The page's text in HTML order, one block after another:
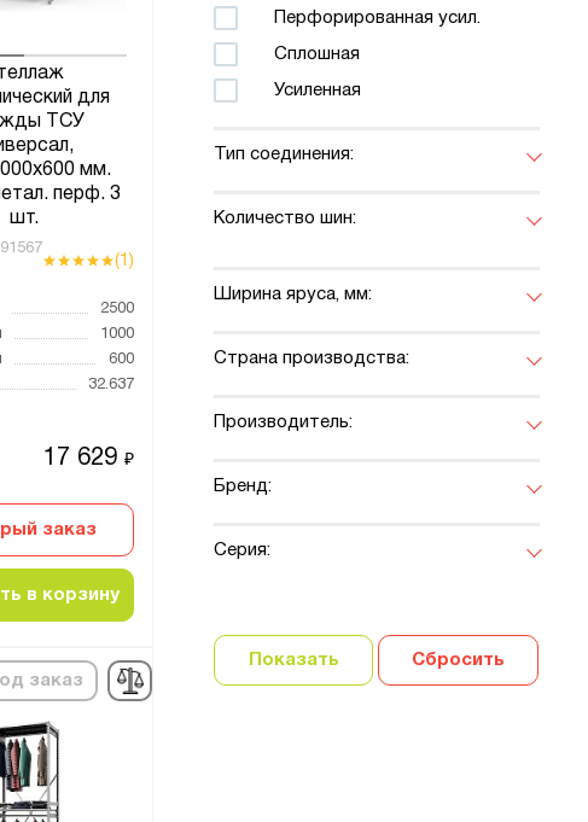
для
ТСУ
мм.
перф. 3
шт.
(1)
2500
1000
600
32.637
17 629 ₽
заказ
в корзину
заказ
Перфорированная усил.
Сплошная
Усиленная
Тип соединения:
Количество шин:
Ширина яруса, мм:
Страна производства:
Производитель:
Бренд:
Серия:
Показать Сбросить